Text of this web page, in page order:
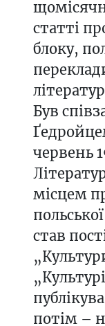
статті
блоку,
Був
червень
місцем
став
потім –